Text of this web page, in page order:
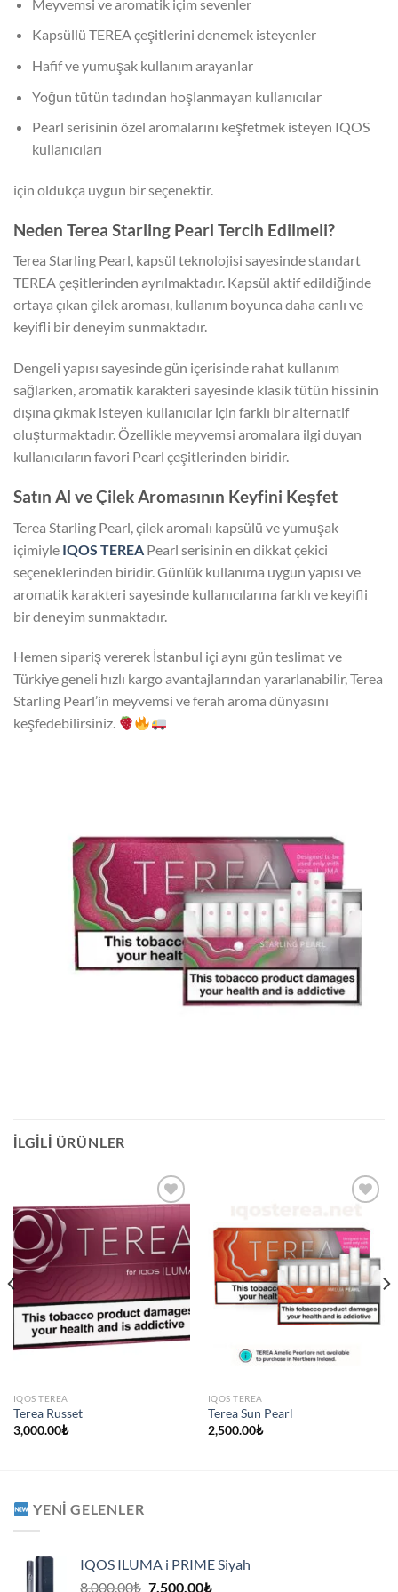
Meyvemsi ve aromatik içim sevenler
Kapsüllü TEREA çeşitlerini denemek isteyenler
Hafif ve yumuşak kullanım arayanlar
Yoğun tütün tadından hoşlanmayan kullanıcılar
Pearl serisinin özel aromalarını keşfetmek isteyen IQOS
kullanıcıları
için oldukça uygun bir seçenektir.
Neden Terea Starling Pearl Tercih Edilmeli?
Terea Starling Pearl, kapsül teknolojisi sayesinde standart
TEREA çeşitlerinden ayrılmaktadır. Kapsül aktif edildiğinde
ortaya çıkan çilek aroması, kullanım boyunca daha canlı ve
keyifli bir deneyim sunmaktadır.
Dengeli yapısı sayesinde gün içerisinde rahat kullanım
sağlarken, aromatik karakteri sayesinde klasik tütün hissinin
dışına çıkmak isteyen kullanıcılar için farklı bir alternatif
oluşturmaktadır. Özellikle meyvemsi aromalara ilgi duyan
kullanıcıların favori Pearl çeşitlerinden biridir.
Satın Al ve Çilek Aromasının Keyfini Keşfet
Terea Starling Pearl, çilek aromalı kapsülü ve yumuşak
içimiyle IQOS TEREA Pearl serisinin en dikkat çekici
seçeneklerinden biridir. Günlük kullanıma uygun yapısı ve
aromatik karakteri sayesinde kullanıcılarına farklı ve keyifli
bir deneyim sunmaktadır.
Hemen sipariş vererek İstanbul içi aynı gün teslimat ve
Türkiye geneli hızlı kargo avantajlarından yararlanabilir, Terea
Starling Pearl’in meyvemsi ve ferah aroma dünyasını
keşfedebilirsiniz.
İLGILI ÜRÜNLER
IQOS TEREA
Terea Russet
3,000.00₺
IQOS TEREA
Terea Sun Pearl
2,500.00₺
YENI GELENLER
IQOS ILUMA i PRIME Siyah
8,000.00₺ Orijinal
7,500.00₺Şu